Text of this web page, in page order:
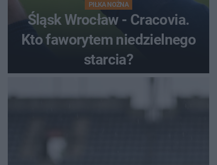
PIŁKA NOŻNA
Śląsk Wrocław - Cracovia.
Kto faworytem niedzielnego
starcia?